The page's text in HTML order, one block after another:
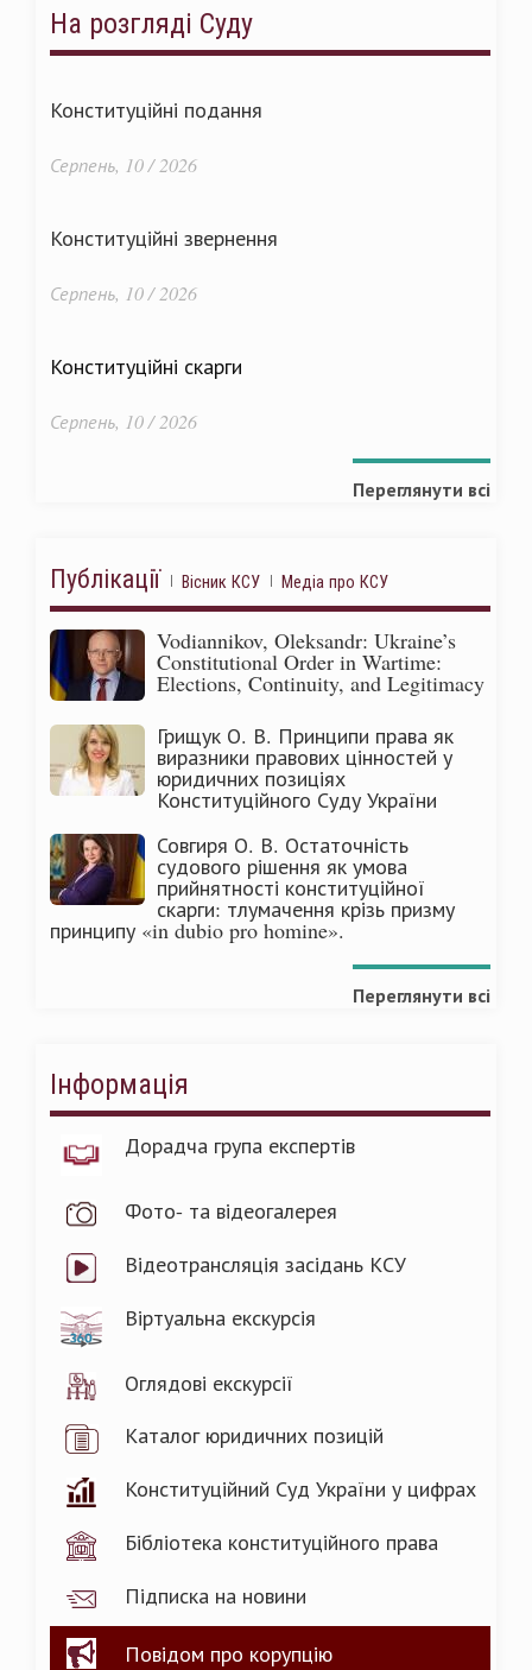
На розгляді Суду
Конституційні подання
Серпень, 10 / 2026
Конституційні звернення
Серпень, 10 / 2026
Конституційні скарги
Серпень, 10 / 2026
Переглянути всі
Публікації Вісник КСУ Медіа про КСУ
Vodiannikov, Oleksandr: Ukraine’s
Constitutional Order in Wartime:
Elections, Continuity, and Legitimacy
Грищук О. В. Принципи права як
виразники правових цінностей у
юридичних позиціях
Конституційного Суду України
Совгиря О. В. Остаточність
судового рішення як умова
прийнятності конституційної
скарги: тлумачення крізь призму
принципу «in dubio pro homine».
Переглянути всі
Інформація
Дорадча група експертів
Фото- та відеогалерея
Відеотрансляція засідань КСУ
Віртуальна екскурсія
Оглядові екскурсії
Каталог юридичних позицій
Конституційний Суд України у цифрах
Бібліотека конституційного права
Підписка на новини
Повідом про корупцію